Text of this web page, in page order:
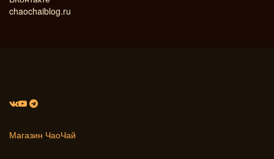
chaochaiblog.ru
Магазин ЧаоЧай